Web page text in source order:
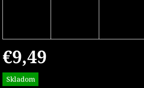
€9,49
Jednotková
cena:
Skladom